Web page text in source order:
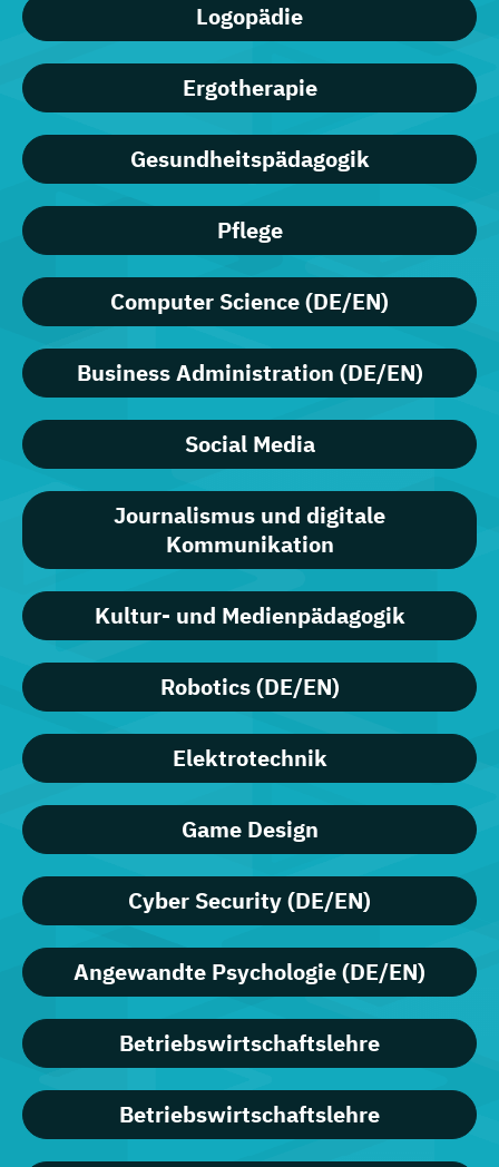
Logopädie
Ergotherapie
Gesundheitspädagogik
Pflege
Computer Science (DE/EN)
Business Administration (DE/EN)
Social Media
Journalismus und digitale
Kommunikation
Kultur- und Medienpädagogik
Robotics (DE/EN)
Elektrotechnik
Game Design
Cyber Security (DE/EN)
Angewandte Psychologie (DE/EN)
Betriebswirtschaftslehre
Betriebswirtschaftslehre